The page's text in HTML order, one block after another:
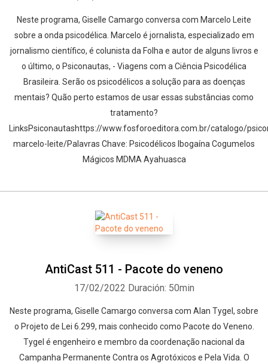
Neste programa, Giselle Camargo conversa com Marcelo Leite
sobre a onda psicodélica. Marcelo é jornalista, especializado em
jornalismo científico, é colunista da Folha e autor de alguns livros e
o último, o Psiconautas, - Viagens com a Ciência Psicodélica
Brasileira. Serão os psicodélicos a solução para as doenças
mentais? Quão perto estamos de usar essas substâncias como
tratamento?
LinksPsiconautashttps://www.fosforoeditora.com.br/catalogo/
marcelo-leite/Palavras Chave: Psicodélicos Ibogaína Cogumelos
Mágicos MDMA Ayahuasca
AntiCast 511 - Pacote do veneno
17/02/2022 Duración: 50min
Neste programa, Giselle Camargo conversa com Alan Tygel, sobre
o Projeto de Lei 6.299, mais conhecido como Pacote do Veneno.
Tygel é engenheiro e membro da coordenação nacional da
Campanha Permanente Contra os Agrotóxicos e Pela Vida. O
Whatsapp Facebook Twitter E-mail